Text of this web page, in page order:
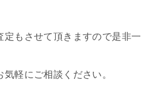
もさせて頂きますので是非一
軽にご相談ください。